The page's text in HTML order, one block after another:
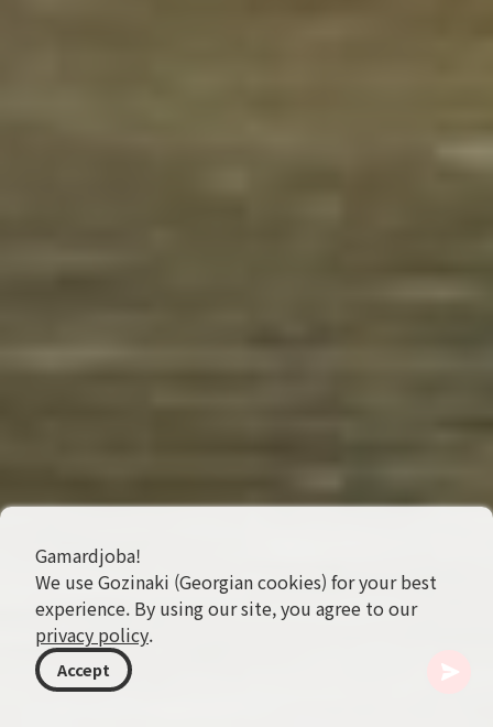
Gamardjoba!
We use Gozinaki (Georgian cookies) for your best
experience. By using our site, you agree to our
privacy policy.
Accept